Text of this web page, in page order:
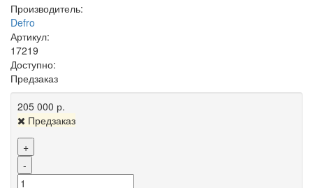
Производитель:
Defro
Артикул:
17219
Доступно:
Предзаказ
205 000 р.
Предзаказ
+
-